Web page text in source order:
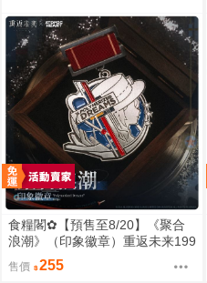
食糧閣✿【預售至8/20】《聚合
浪潮》（印象徽章）重返未来199
9／原子之心／聚合浪潮／聯動／
雙生舞伶／諾拉／泥鯭的士／紙
售價 255